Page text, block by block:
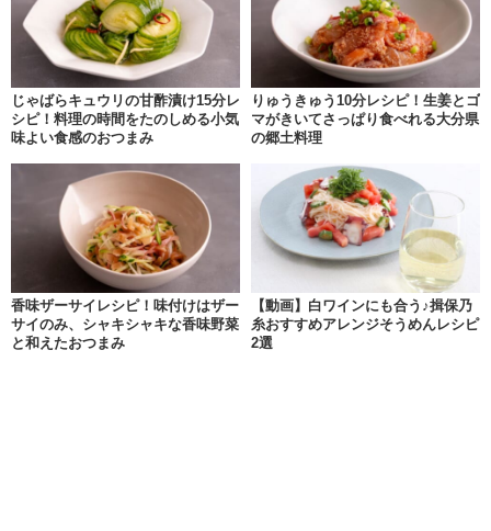
じゃばらキュウリの甘酢漬け15分レ
シピ！料理の時間をたのしめる小気
味よい食感のおつまみ
りゅうきゅう10分レシピ！生姜とゴ
マがきいてさっぱり食べれる大分県
の郷土料理
香味ザーサイレシピ！味付けはザー
サイのみ、シャキシャキな香味野菜
と和えたおつまみ
【動画】白ワインにも合う♪揖保乃
糸おすすめアレンジそうめんレシピ
2選